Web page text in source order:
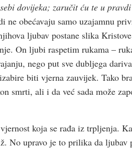
dovijeka; zaručit ću te u
obećavaju samo uzajamnu
ljubav postane slika
On ljubi raspetim rukama –
nego put sve dubljega
biti vjerna zauvijek. Tako
smrti, ali i da već sada može
koja se rađa iz trpljenja.
No upravo je to prilika da ljubav